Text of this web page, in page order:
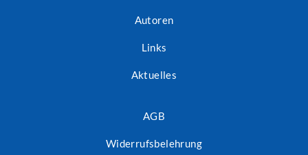
Autoren
Links
Aktuelles
AGB
Widerrufsbelehrung